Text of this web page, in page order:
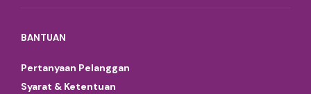
BANTUAN
Pertanyaan Pelanggan
Syarat & Ketentuan